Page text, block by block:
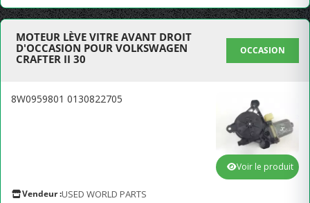
MOTEUR LÈVE VITRE AVANT DROIT
D'OCCASION POUR VOLKSWAGEN
CRAFTER II 30
OCCASION
8W0959801 0130822705
Vendeur :USED WORLD PARTS
Voir le produit